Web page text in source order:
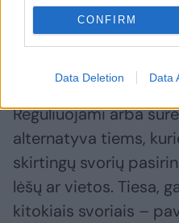
CONFIRM
Data Deletion Data
tipų: apsauginiu
kiek patvaresni ir
Reguliuojami arba
alternatyva tiems,
skirtingų svorių
lėšų ar vietos. Tiesa,
kitokiais svoriais –